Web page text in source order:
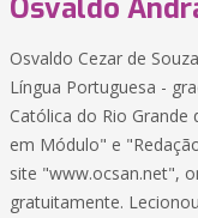
Osvaldo
Osvaldo Cezar de
Língua Portuguesa -
Católica do Rio Grande
em Módulo" e
site "www.ocsan.net",
gratuitamente.